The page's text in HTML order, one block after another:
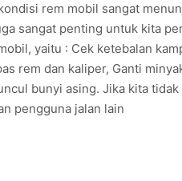
rem mobil sangat
sangat penting untuk kita
yaitu : Cek ketebalan
rem dan kaliper, Ganti
bunyi asing. Jika kita
pengguna jalan lain